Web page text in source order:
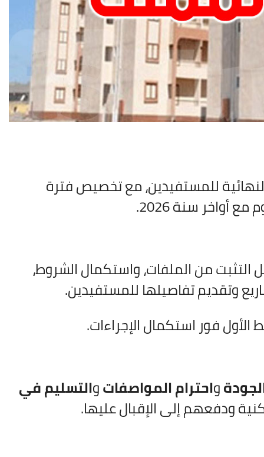
للمستفيدين، مع تخصيص فترة
أواخر سنة 2026.
من الملفات، واستكمال الشروط،
وتقديم تفاصيلها للمستفيدين.
فور استكمال الإجراءات.
واحترام المواصفاتوالتسليم في
ودفعهم إلى الإقبال عليها.